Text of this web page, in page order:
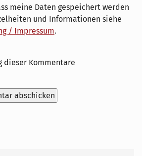
meine Daten gespeichert werden
und Informationen siehe
/ Impressum.
dieser Kommentare